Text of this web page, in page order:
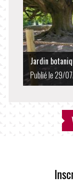
Jardin
Publié le 29/